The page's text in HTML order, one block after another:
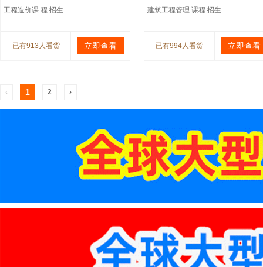
工程造价课 程 招生
已有913人看货 立即查看
建筑工程管理 课程 招生
已有994人看货 立即查看
‹ 1 2 ›